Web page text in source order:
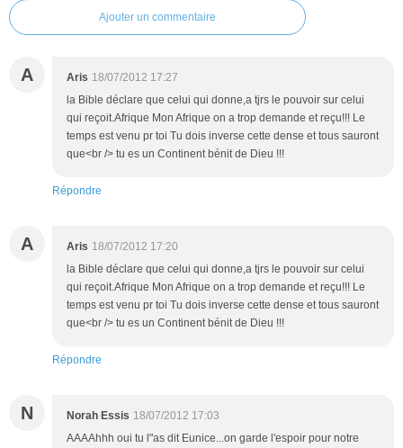
Ajouter un commentaire
A Aris 18/07/2012 17:27
la Bible déclare que celui qui donne,a tjrs le pouvoir sur celui
qui reçoit.Afrique Mon Afrique on a trop demande et reçu!!! Le
temps est venu pr toi Tu dois inverse cette dense et tous sauront
que<br /> tu es un Continent bénit de Dieu !!!
Répondre
A Aris 18/07/2012 17:20
la Bible déclare que celui qui donne,a tjrs le pouvoir sur celui
qui reçoit.Afrique Mon Afrique on a trop demande et reçu!!! Le
temps est venu pr toi Tu dois inverse cette dense et tous sauront
que<br /> tu es un Continent bénit de Dieu !!!
Répondre
N Norah Essis 18/07/2012 17:03
AAAAhhh oui tu l"as dit Eunice...on garde l'espoir pour notre